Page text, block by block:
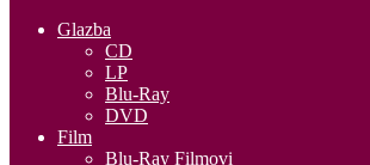
Glazba
CD
LP
Blu-Ray
DVD
Film
Blu-Ray Filmovi